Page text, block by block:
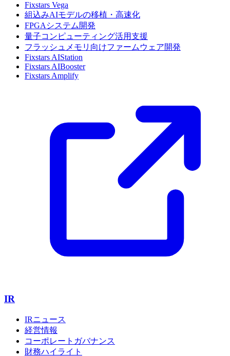
Fixstars Vega
組込みAIモデルの移植・高速化
FPGAシステム開発
量子コンピューティング活用支援
フラッシュメモリ向けファームウェア開発
Fixstars AIStation
Fixstars AIBooster
Fixstars Amplify
IR
IRニュース
経営情報
コーポレートガバナンス
財務ハイライト